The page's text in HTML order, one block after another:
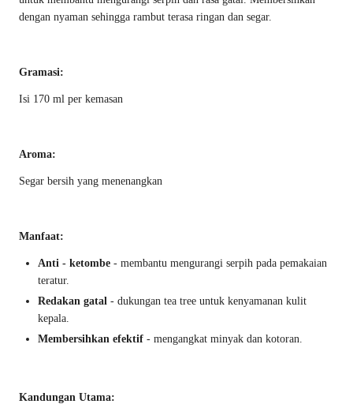
dengan nyaman sehingga rambut terasa ringan dan segar.
Gramasi:
Isi 170 ml per kemasan
Aroma:
Segar bersih yang menenangkan
Manfaat:
Anti - ketombe - membantu mengurangi serpih pada pemakaian
teratur.
Redakan gatal - dukungan tea tree untuk kenyamanan kulit
kepala.
Membersihkan efektif - mengangkat minyak dan kotoran.
Kandungan Utama: